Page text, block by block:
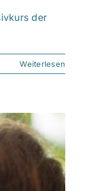
der
Weiterlesen